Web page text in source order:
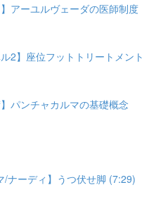
アーユルヴェーダの医師制度
2】座位フットトリートメント
パンチャカルマの基礎概念
/ナーディ】うつ伏せ脚 (7:29)